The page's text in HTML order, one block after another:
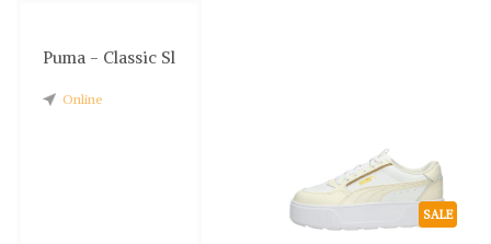
Puma - Classic Sl
Online
SALE